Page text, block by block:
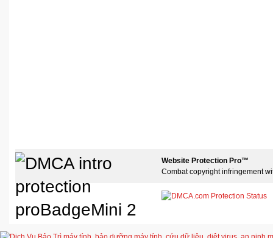
Website Protection Pro™
Combat copyright infringement